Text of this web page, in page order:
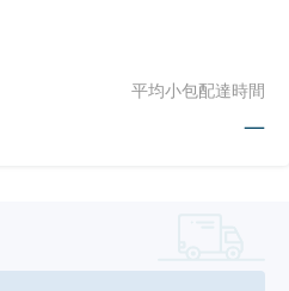
平均小包配達時間
—